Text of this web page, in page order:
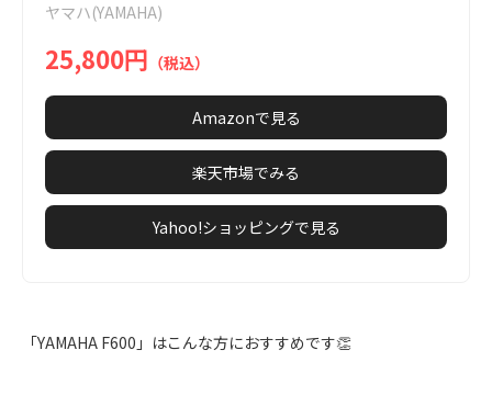
9
ヤマハ(YAMAHA)
25,800円 （税込）
Amazonで見る
楽天市場でみる
Yahoo!ショッピングで見る
「YAMAHA F600」はこんな方におすすめです👏